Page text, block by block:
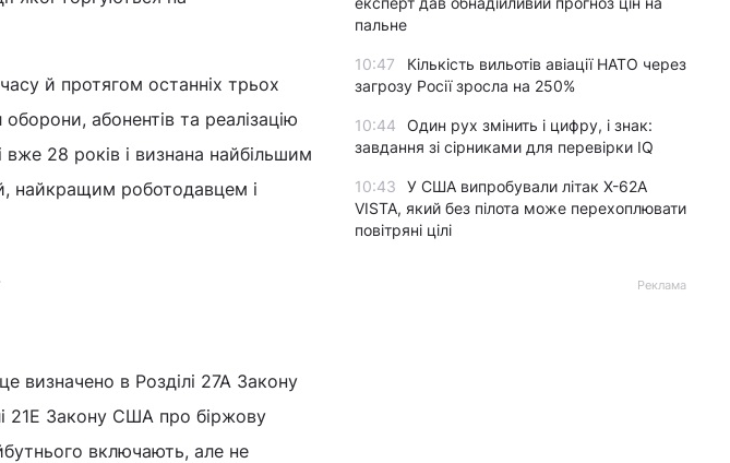
й протягом останніх трьох
абонентів та реалізацію
28 років і визнана найбільшим
найкращим роботодавцем і
визначено в Розділі 27А Закону
21Е Закону США про біржову
включають, але не
пальне
10:47
Кількість вильотів авіації НАТО через
загрозу Росії зросла на 250%
10:44
Один рух змінить і цифру, і знак:
завдання зі сірниками для перевірки IQ
10:43
У США випробували літак X-62A
VISTA, який без пілота може перехоплювати
повітряні цілі
Реклама